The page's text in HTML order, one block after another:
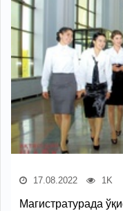
17.08.2022 1K
Магистратурада